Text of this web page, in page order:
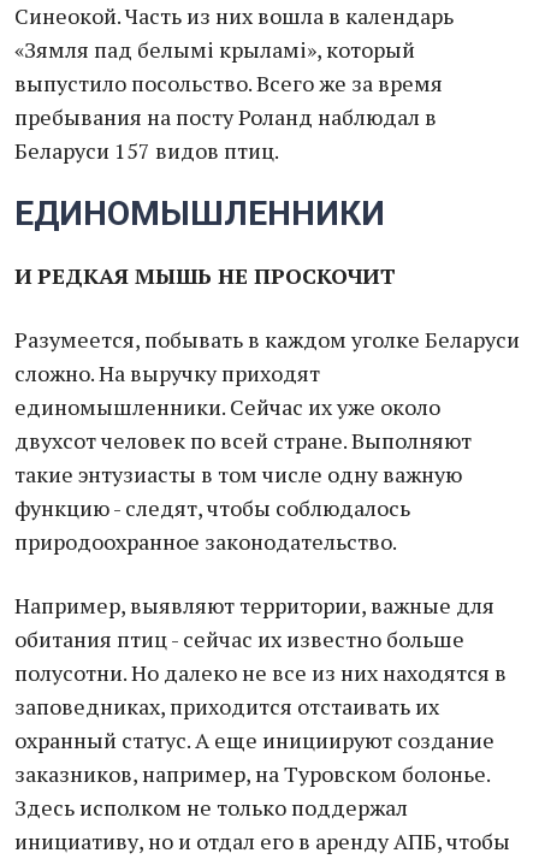
Синеокой. Часть из них вошла в календарь
«Зямля пад белымi крыламi», который
выпустило посольство. Всего же за время
пребывания на посту Роланд наблюдал в
Беларуси 157 видов птиц.
ЕДИНОМЫШЛЕННИКИ
ИРЕДКАЯ МЫШЬ НЕ ПРОСКОЧИТ
Разумеется, побывать в каждом уголке Беларуси
сложно. На выручку приходят
единомышленники. Сейчас их уже около
двухсот человек по всей стране. Выполняют
такие энтузиасты в том числе одну важную
функцию - следят, чтобы соблюдалось
природоохранное законодательство.
Например, выявляют территории, важные для
обитания птиц - сейчас их известно больше
полусотни. Но далеко не все из них находятся в
заповедниках, приходится отстаивать их
охранный статус. А еще инициируют создание
заказников, например, на Туровском болонье.
Здесь исполком не только поддержал
инициативу, но и отдал его в аренду АПБ, чтобы